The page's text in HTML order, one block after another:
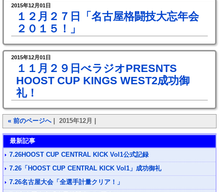
2015年12月01日
１２月２７日「名古屋格闘技大忘年会
２０１５！」
2015年12月01日
１１月２９日べラジオPRESNTS
HOOST CUP KINGS WEST2成功御
礼！
« 前のページへ| 2015年12月 |
最新記事
7.26HOOST CUP CENTRAL KICK Vol1公式記録
7.26「HOOST CUP CENTRAL KICK Vol1」成功御礼
7.26名古屋大会「全選手計量クリア！」